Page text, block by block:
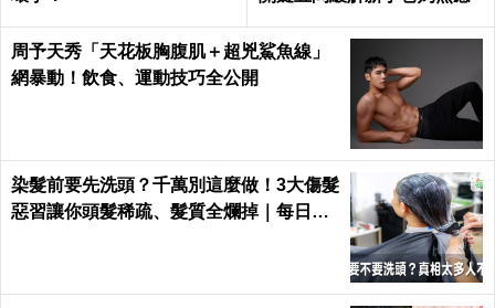
周予天秀「天花板胸腹肌＋超兇鯊魚線」
網暴動！飲食、運動技巧全公開
染髮前要先洗頭？千萬別這麼做！3大傷髮
惡習讓你頭髮稀疏、髮質全爛掉｜每日健